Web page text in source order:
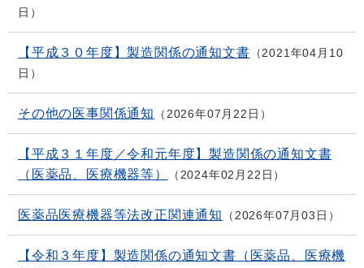
日
【平成３０年度】製造関係の通知文書
2021年04月10
日
その他の医事関係通知 2026年07月22日
【平成３１年度／令和元年度】製造関係の通知文書
（医薬品、医療機器等）
2024年02月22日
医薬品医療機器等法改正関連通知 2026年07月03日
【令和３年度】製造関係の通知文書（医薬品、医療機